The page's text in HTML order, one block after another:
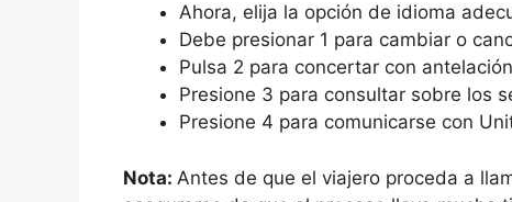
Ahora, elija la opción de idioma
Debe presionar 1 para cambiar o
Pulsa 2 para concertar con
Presione 3 para consultar sobre los
Presione 4 para comunicarse con
Nota: Antes de que el viajero proceda a